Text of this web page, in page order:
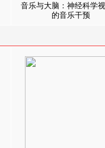
音乐与大脑：神经科学
的音乐干预